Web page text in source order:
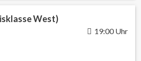
West)
19:00 Uhr